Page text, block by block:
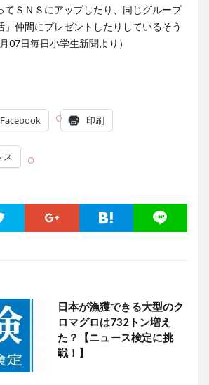
てＳＮＳにアップしたり、同じグループ
」仲間にプレゼントしたりしているそう
07日毎日小学生新聞より）
Facebook 印刷
ス
日本が漁獲できる大型のク
ロマグロは732トン増え
た？【ニュース検定に挑
戦！】